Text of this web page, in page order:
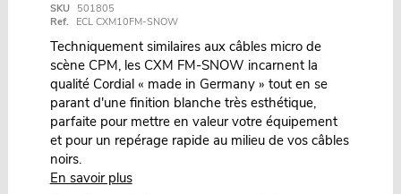
SKU
501805
Ref.
ECL CXM10FM-SNOW
Techniquement similaires aux câbles micro de
scène CPM, les CXM FM-SNOW incarnent la
qualité Cordial « made in Germany » tout en se
parant d'une finition blanche très esthétique,
parfaite pour mettre en valeur votre équipement
et pour un repérage rapide au milieu de vos câbles
noirs.
En savoir plus